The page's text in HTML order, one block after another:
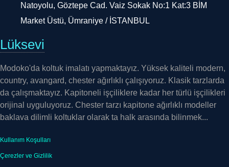
Natoyolu, Göztepe Cad. Vaiz Sokak No:1 Kat:3 BİM
Market Üstü, Ümraniye / İSTANBUL
Lüksevi
Modoko'da koltuk imalatı yapmaktayız. Yüksek kaliteli modern,
country, avangard, chester ağırlıklı çalışıyoruz. Klasik tarzlarda
da çalışmaktayız. Kapitoneli işçiliklere kadar her türlü işçilikleri
orijinal uyguluyoruz. Chester tarzı kapitone ağırlıklı modeller
baklava dilimli koltuklar olarak ta halk arasında bilinmek...
Kullanım Koşulları
Çerezler ve Gizlilik